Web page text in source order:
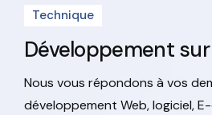
Technique
Développement
Nous vous répondons à vos
développement Web, logiciel,